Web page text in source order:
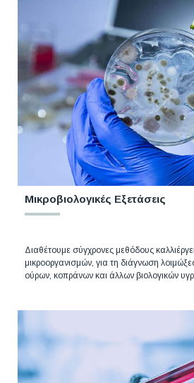
Μικροβιολογικές Εξετάσεις
Διαθέτουμε σύγχρονες μεθόδους
μικροοργανισμών, για τη διάγνωση
ούρων, κοπράνων και άλλων βιολογικών